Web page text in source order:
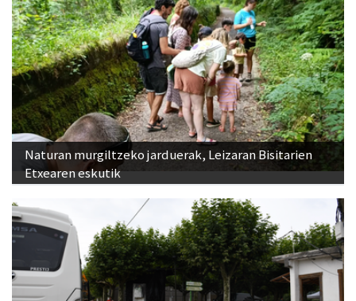
Naturan murgiltzeko jarduerak, Leizaran Bisitarien
Etxearen eskutik